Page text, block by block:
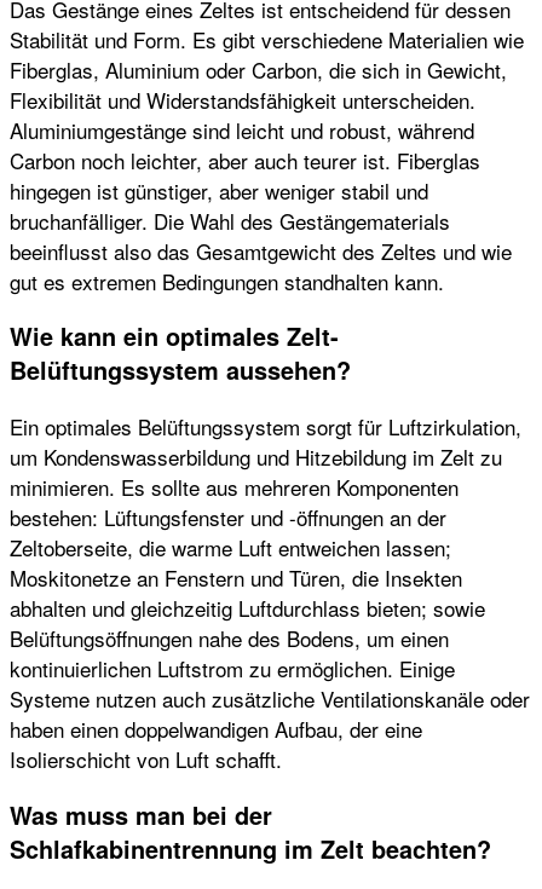
Das Gestänge eines Zeltes ist entscheidend für dessen
Stabilität und Form. Es gibt verschiedene Materialien wie
Fiberglas, Aluminium oder Carbon, die sich in Gewicht,
Flexibilität und Widerstandsfähigkeit unterscheiden.
Aluminiumgestänge sind leicht und robust, während
Carbon noch leichter, aber auch teurer ist. Fiberglas
hingegen ist günstiger, aber weniger stabil und
bruchanfälliger. Die Wahl des Gestängematerials
beeinflusst also das Gesamtgewicht des Zeltes und wie
gut es extremen Bedingungen standhalten kann.
Wie kann ein optimales Zelt-
Belüftungssystem aussehen?
Ein optimales Belüftungssystem sorgt für Luftzirkulation,
um Kondenswasserbildung und Hitzebildung im Zelt zu
minimieren. Es sollte aus mehreren Komponenten
bestehen: Lüftungsfenster und -öffnungen an der
Zeltoberseite, die warme Luft entweichen lassen;
Moskitonetze an Fenstern und Türen, die Insekten
abhalten und gleichzeitig Luftdurchlass bieten; sowie
Belüftungsöffnungen nahe des Bodens, um einen
kontinuierlichen Luftstrom zu ermöglichen. Einige
Systeme nutzen auch zusätzliche Ventilationskanäle oder
haben einen doppelwandigen Aufbau, der eine
Isolierschicht von Luft schafft.
Was muss man bei der
Schlafkabinentrennung im Zelt beachten?